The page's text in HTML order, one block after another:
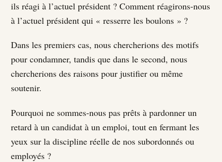
ils réagi à l’actuel président ? Comment réagirons-nous
à l’actuel président qui « resserre les boulons » ?
Dans les premiers cas, nous chercherions des motifs
pour condamner, tandis que dans le second, nous
chercherions des raisons pour justifier ou même
soutenir.
Pourquoi ne sommes-nous pas prêts à pardonner un
retard à un candidat à un emploi, tout en fermant les
yeux sur la discipline réelle de nos subordonnés ou
employés ?